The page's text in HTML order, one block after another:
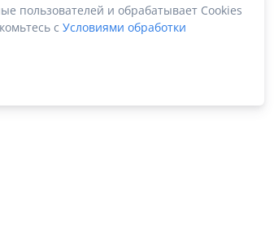
пользователей и обрабатывает Cookies
с Условиями обработки